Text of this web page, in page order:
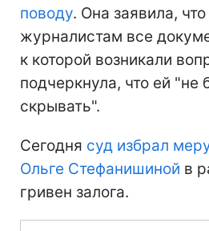
поводу. Она заявила,
журналистам все
к которой возникали
подчеркнула, что ей "не
скрывать".
Сегодня суд избрал
Ольге Стефанишиной в
гривен залога.